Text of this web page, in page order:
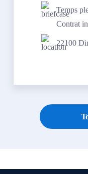
Temps
Contrat
22100